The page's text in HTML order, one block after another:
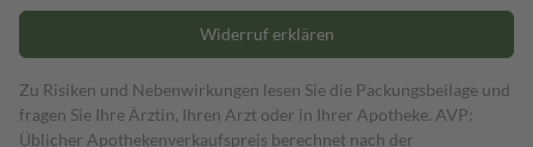
Widerruf erklären
Zu Risiken und Nebenwirkungen lesen Sie die Packungsbeilage und
fragen Sie Ihre Ärztin, Ihren Arzt oder in Ihrer Apotheke. AVP:
Üblicher Apothekenverkaufspreis berechnet nach der